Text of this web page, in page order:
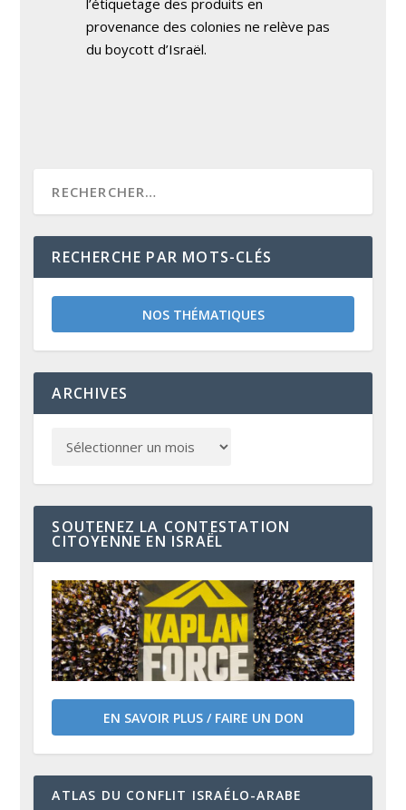
provenance des colonies ne relève pas
du boycott d’Israël.
RECHERCHE PAR MOTS-CLÉS
NOS THÉMATIQUES
ARCHIVES
SOUTENEZ LA CONTESTATION
CITOYENNE EN ISRAËL
EN SAVOIR PLUS / FAIRE UN DON
ATLAS DU CONFLIT ISRAÉLO-ARABE